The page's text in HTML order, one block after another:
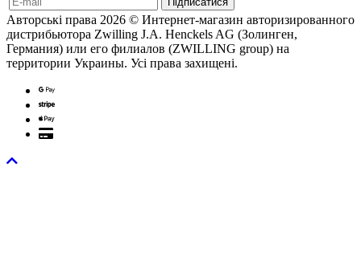
Авторські права 2026 © Интернет-магазин авторизированного
дистрибьютора Zwilling J.A. Henckels AG (Золинген,
Германия) или его филиалов (ZWILLING group) на
территории Украины. Усі права захищені.